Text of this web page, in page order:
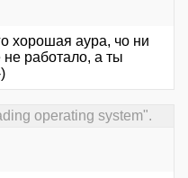
хорошая аура, чо ни
не работало, а ты
operating system".